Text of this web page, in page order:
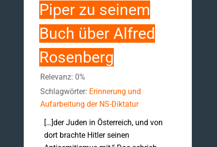
Piper zu seinem
Buch über Alfred
Rosenberg
Relevanz: 0%
Schlagwörter: Erinnerung und
Aufarbeitung der NS-Diktatur
[…]der Juden in Österreich, und von
dort brachte Hitler seinen